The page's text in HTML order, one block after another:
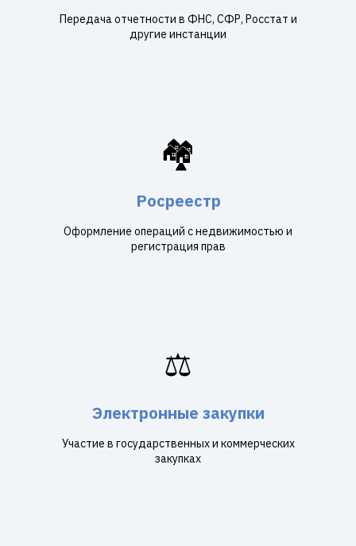
Передача отчетности в ФНС, СФР, Росстат и
другие инстанции
🏘️
Росреестр
Оформление операций с недвижимостью и
регистрация прав
⚖️
Электронные закупки
Участие в государственных и коммерческих
закупках